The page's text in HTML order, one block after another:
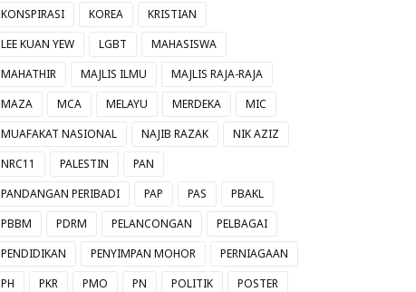
KONSPIRASI
KOREA
KRISTIAN
LEE KUAN YEW
LGBT
MAHASISWA
MAHATHIR
MAJLIS ILMU
MAJLIS RAJA-RAJA
MAZA
MCA MELAYU MERDEKA
MIC
MUAFAKAT NASIONAL
NAJIB RAZAK
NIK AZIZ
NRC11
PALESTIN
PAN
PANDANGAN PERIBADI
PAP PAS
PBAKL
PBBM
PDRM PELANCONGAN
PELBAGAI
PENDIDIKAN
PENYIMPAN MOHOR
PERNIAGAAN
PH
PKR PMO PN POLITIK
POSTER